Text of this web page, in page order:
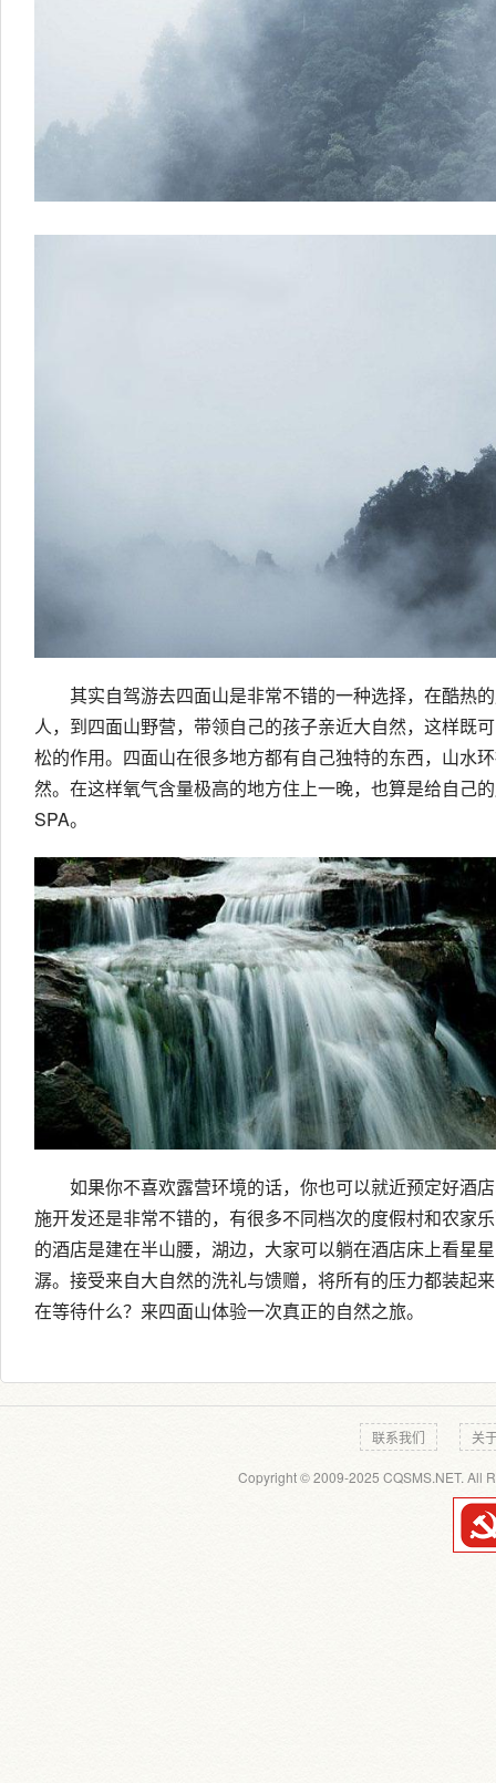
其实自驾游去四面山是非常不错的一种选择，在酷热
人，到四面山野营，带领自己的孩子亲近大自然，这样既
松的作用。四面山在很多地方都有自己独特的东西，山水
然。在这样氧气含量极高的地方住上一晚，也算是给自己
SPA。
如果你不喜欢露营环境的话，你也可以就近预定好酒
施开发还是非常不错的，有很多不同档次的度假村和农家
的酒店是建在半山腰，湖边，大家可以躺在酒店床上看星
潺。接受来自大自然的洗礼与馈赠，将所有的压力都装起
在等待什么？来四面山体验一次真正的自然之旅。
联系我们 关
Copyright © 2009-2025 CQSMS.NET. All